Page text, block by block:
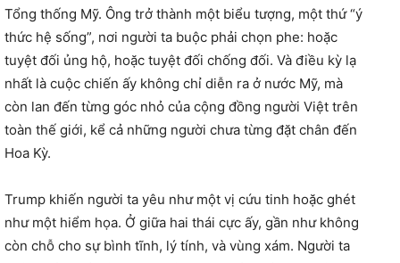
Tổng thống Mỹ. Ông trở thành một biểu tượng, một thứ “ý
thức hệ sống”, nơi người ta buộc phải chọn phe: hoặc
tuyệt đối ủng hộ, hoặc tuyệt đối chống đối. Và điều kỳ lạ
nhất là cuộc chiến ấy không chỉ diễn ra ở nước Mỹ, mà
còn lan đến từng góc nhỏ của cộng đồng người Việt trên
toàn thế giới, kể cả những người chưa từng đặt chân đến
Hoa Kỳ.
Trump khiến người ta yêu như một vị cứu tinh hoặc ghét
như một hiểm họa. Ở giữa hai thái cực ấy, gần như không
còn chỗ cho sự bình tĩnh, lý tính, và vùng xám. Người ta